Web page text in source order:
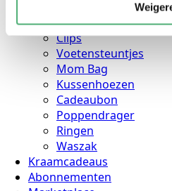
Cover
Clips
Voetensteuntjes
Mom Bag
Kussenhoezen
Cadeaubon
Poppendrager
Ringen
Waszak
Kraamcadeaus
Abonnementen